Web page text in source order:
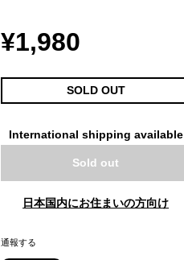
¥1,980
SOLD OUT
International shipping available
Sold out
日本国内にお住まいの方向け
通報する